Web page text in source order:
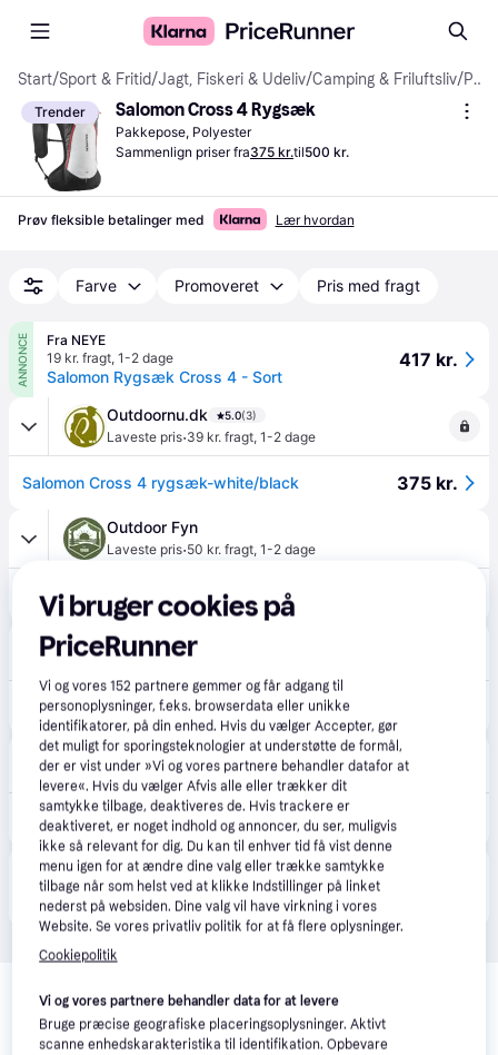
Start/Sport & Fritid/Jagt, Fiskeri & Udeliv/Camping & Friluftsliv/ Pakkeposer
Trender Salomon Cross 4 Rygsæk
Pakkepose, Polyester
Sammenlign priser fra375 kr.til500 kr.
Prøv fleksible betalinger med Lær hvordan
Farve Promoveret Pris med fragt
ANNONCE
Fra NEYE
19 kr. fragt, 1-2 dage
Salomon Rygsæk Cross 4 - Sort
417 kr.
Outdoornu.dk 5.0(3)
Laveste pris·39 kr. fragt, 1-2 dage
Salomon Cross 4 rygsæk-white/black 375 kr.
Outdoor Fyn
Laveste pris·50 kr. fragt, 1-2 dage
Salomon Cross 4 - White/Black/high risk red
Billigsport24
29 kr. fragt ,1-2 dage
Salomon Cross 4 Løberygsæk NO SIZE
NEYE 5.0(13)
19 kr. fragt,1-2 dage
Salomon Rygsæk Cross 4 - Sort
Produktet fås også hos 1 butik, som ikke er betalende
kunde i denne kategori.
Se vores forslag til andre produkter, der matcher dine
interesser. Vis alle
Vi bruger cookies på
PriceRunner
Vi og vores152 partnere gemmer og får adgang til
personoplysninger, f.eks. browserdata eller unikke
identifikatorer, på din enhed. Hvis du vælger Accepter, gør
det muligt for sporingsteknologier at understøtte de formål,
der er vist under »Vi og vores partnere behandler datafor at
levere«. Hvis du vælger Afvis alle eller trækker dit
samtykke tilbage, deaktiveres de. Hvis trackere er
deaktiveret, er noget indhold og annoncer, du ser, muligvis
ikke så relevant for dig. Du kan til enhver tid få vist denne
menu igen for at ændre dine valg eller trække samtykke
tilbage når som helst ved at klikke Indstillinger på linket
nederst på websiden. Dine valg vil have virkning i vores
Website. Se vores privatliv politik for at få flere oplysninger.
Cookiepolitik
Vi og vores partnere behandler data for at levere
Bruge præcise geografiske placeringsoplysninger. Aktivt
scanne enhedskarakteristika til identifikation. Opbevare